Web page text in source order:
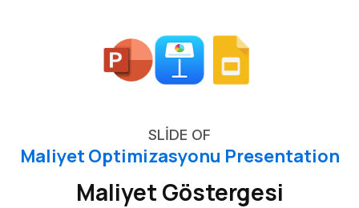
SLIDE OF
Maliyet Optimizasyonu Presentation
Maliyet Göstergesi